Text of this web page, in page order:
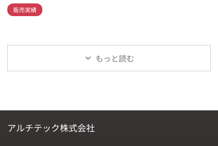
販売実績
もっと読む
アルチテック株式会社